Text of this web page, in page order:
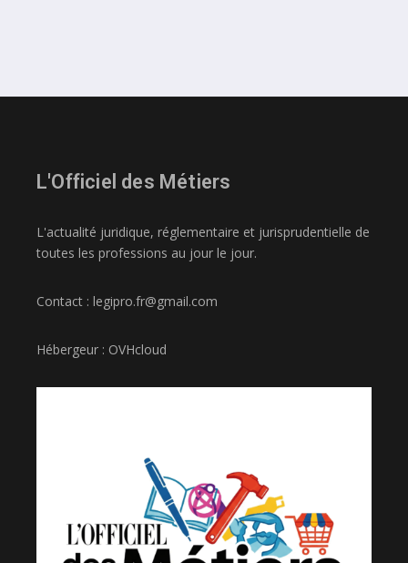
L'Officiel des Métiers
L'actualité juridique, réglementaire et jurisprudentielle de
toutes les professions au jour le jour.
Contact : legipro.fr@gmail.com
Hébergeur : OVHcloud